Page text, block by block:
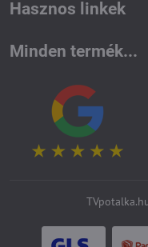
Hasznos linkek
Minden termék...